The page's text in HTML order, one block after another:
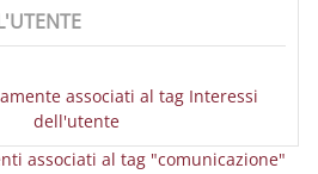
associati al tag Interessi
dell'utente
associati al tag "comunicazione"